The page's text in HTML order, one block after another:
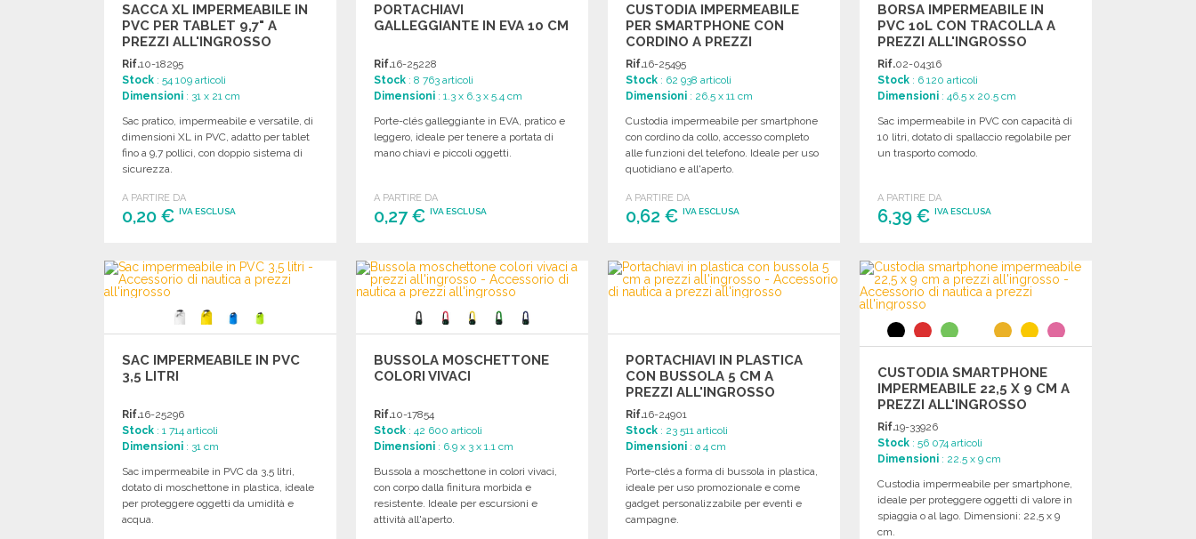
SACCA XL IMPERMEABILE IN
PVC PER TABLET 9,7" A
PREZZI ALL'INGROSSO
Rif.10-18295
Stock : 54 109 articoli
Dimensioni : 31 x 21 cm
Sac pratico, impermeabile e versatile, di
dimensioni XL in PVC, adatto per tablet
fino a 9,7 pollici, con doppio sistema di
sicurezza.
A PARTIRE DA
0,20 € IVA ESCLUSA
Richiedi un preventivo
PORTACHIAVI
GALLEGGIANTE IN EVA 10 CM
Rif.16-25228
Stock : 8 763 articoli
Dimensioni : 1.3 x 6.3 x 5.4 cm
Porte-clés galleggiante in EVA, pratico e
leggero, ideale per tenere a portata di
mano chiavi e piccoli oggetti.
A PARTIRE DA
0,27 €IVA ESCLUSA
Richiedi un preventivo
CUSTODIA IMPERMEABILE
PER SMARTPHONE CON
CORDINO A PREZZI
ALL'INGROSSO
Rif.16-25495
Stock : 62 938 articoli
Dimensioni : 26.5 x 11 cm
Custodia impermeabile per smartphone
con cordino da collo, accesso completo
alle funzioni del telefono. Ideale per uso
quotidiano e all'aperto.
A PARTIRE DA
0,62 €IVA ESCLUSA
Richiedi un preventivo
BORSA IMPERMEABILE IN
PVC 10L CON TRACOLLA A
PREZZI ALL'INGROSSO
Rif.02-04316
Stock : 6 120 articoli
Dimensioni : 46.5 x 20.5 cm
Sac impermeabile in PVC con capacità di
10 litri, dotato di spallaccio regolabile per
un trasporto comodo.
A PARTIRE DA
6,39 €IVA ESCLUSA
Richiedi un preventivo
SAC IMPERMEABILE IN PVC
3,5 LITRI
Rif.16-25296
Stock : 1 714 articoli
Dimensioni : 31 cm
Sac impermeabile in PVC da 3,5 litri,
dotato di moschettone in plastica, ideale
per proteggere oggetti da umidità e
acqua.
BUSSOLA MOSCHETTONE
COLORI VIVACI
Rif.10-17854
Stock : 42 600 articoli
Dimensioni : 6.9 x 3 x 1.1 cm
Bussola a moschettone in colori vivaci,
con corpo dalla finitura morbida e
resistente. Ideale per escursioni e
attività all'aperto.
PORTACHIAVI IN PLASTICA
CON BUSSOLA 5 CM A
PREZZI ALL'INGROSSO
Rif.16-24901
Stock : 23 511 articoli
Dimensioni : ø 4 cm
Porte-clés a forma di bussola in plastica,
ideale per uso promozionale e come
gadget personalizzabile per eventi e
campagne.
CUSTODIA SMARTPHONE
IMPERMEABILE 22,5 X 9 CM A
PREZZI ALL'INGROSSO
Rif.19-33926
Stock : 56 074 articoli
Dimensioni : 22.5 x 9 cm
Custodia impermeabile per smartphone,
ideale per proteggere oggetti di valore in
spiaggia o al lago. Dimensioni: 22,5 x 9
cm.